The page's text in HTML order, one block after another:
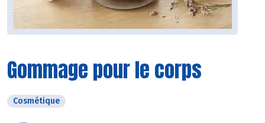
Gommage pour le corps
Cosmétique